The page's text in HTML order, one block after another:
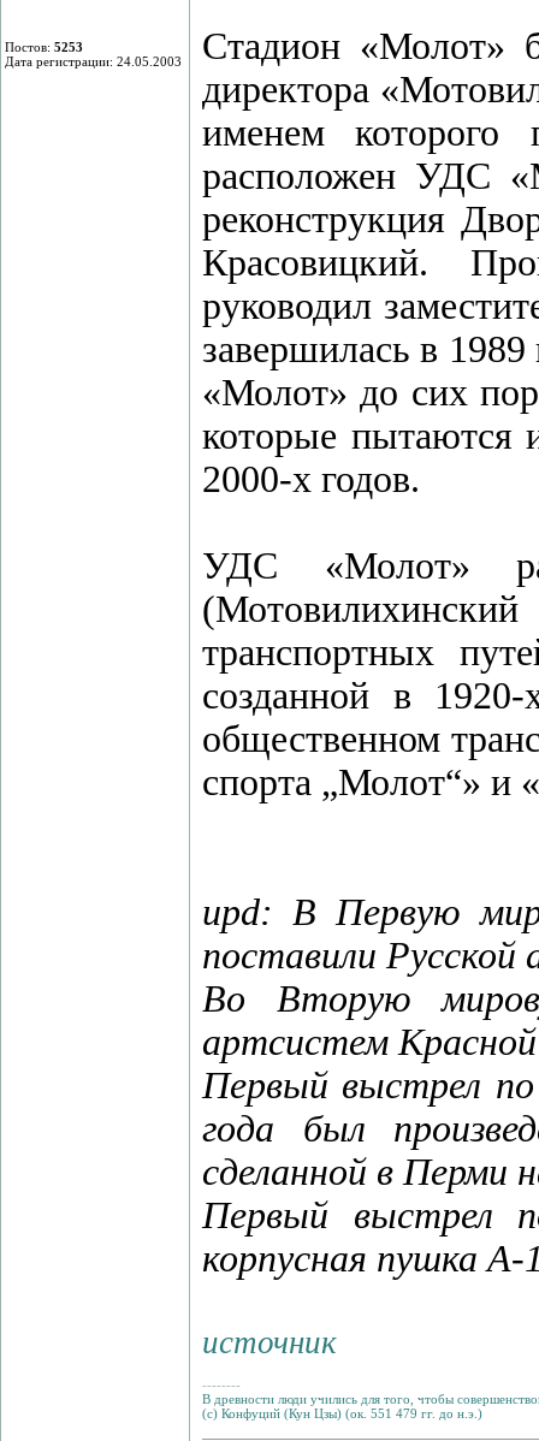
Постов: 5253
Дата регистрации: 24.05.2003
Стадион «Молот»
директора
именем которого
расположен УДС
реконструкция
Красовицкий.
руководил
завершилась в
«Молот» до сих
которые пытаются
2000-х годов.
УДС «Молот»
транспортных
созданной в
общественном
спорта „Молот“»
upd: В Первую
поставили
Во Вторую
артсистем
Первый выстрел
года был
сделанной в Перми
Первый выстрел
корпусная пушка
источник
--------
В древности люди учились для того, чтобы
(с) Конфуций (Кун Цзы) (ок. 551 479 гг. до н.э.)